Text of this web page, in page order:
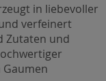
in liebevoller
verfeinert
Zutaten und